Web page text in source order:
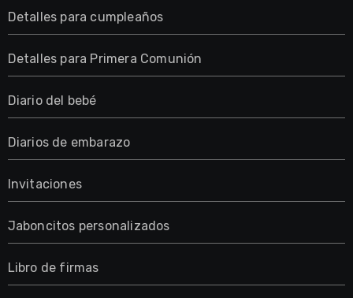
Detalles para cumpleaños
Detalles para Primera Comunión
Diario del bebé
Diarios de embarazo
Invitaciones
Jaboncitos personalizados
Libro de firmas